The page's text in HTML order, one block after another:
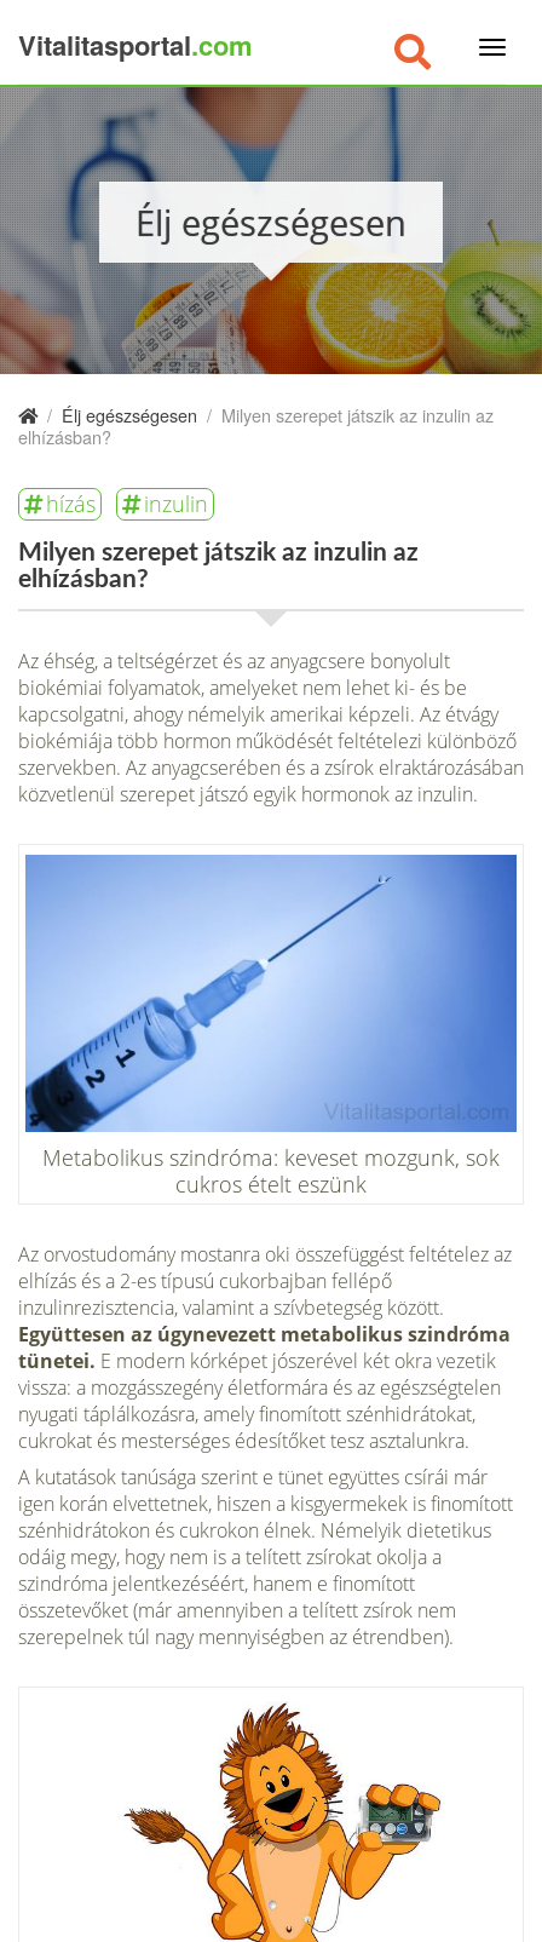
Vitalitasportal.com
Élj egészségesen
/ Élj egészségesen / Milyen szerepet játszik az inzulin az
elhízásban?
hízás inzulin
Milyen szerepet játszik az inzulin az
elhízásban?
Az éhség, a teltségérzet és az anyagcsere bonyolult
biokémiai folyamatok, amelyeket nem lehet ki- és be
kapcsolgatni, ahogy némelyik amerikai képzeli. Az étvágy
biokémiája több hormon működését feltételezi különböző
szervekben. Az anyagcserében és a zsírok elraktározásában
közvetlenül szerepet játszó egyik hormonok az inzulin.
Metabolikus szindróma: keveset mozgunk, sok
cukros ételt eszünk
Az orvostudomány mostanra oki összefüggést feltételez az
elhízás és a 2-es típusú cukorbajban fellépő
inzulinrezisztencia, valamint a szívbetegség között.
Együttesen az úgynevezett metabolikus szindróma
tünetei. E modern kórképet jószerével két okra vezetik
vissza: a mozgásszegény életformára és az egészségtelen
nyugati táplálkozásra, amely finomított szénhidrátokat,
cukrokat és mesterséges édesítőket tesz asztalunkra.
A kutatások tanúsága szerint e tünet együttes csírái már
igen korán elvettetnek, hiszen a kisgyermekek is finomított
szénhidrátokon és cukrokon élnek. Némelyik dietetikus
odáig megy, hogy nem is a telített zsírokat okolja a
szindróma jelentkezéséért, hanem e finomított
összetevőket (már amennyiben a telített zsírok nem
szerepelnek túl nagy mennyiségben az étrendben).
×